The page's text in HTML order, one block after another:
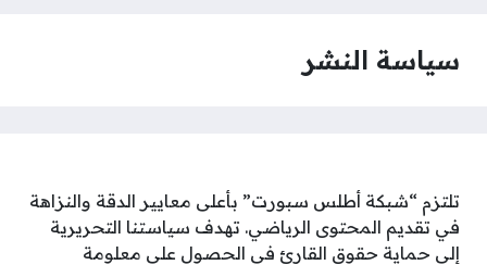
سياسة النشر
تلتزم “شبكة أطلس سبورت” بأعلى معايير الدقة والنزاهة
في تقديم المحتوى الرياضي. تهدف سياستنا التحريرية
إلى حماية حقوق القارئ في الحصول على معلومة